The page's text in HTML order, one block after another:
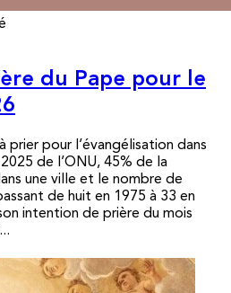
du Pape pour le
prier pour l’évangélisation dans
de l’ONU, 45% de la
une ville et le nombre de
de huit en 1975 à 33 en
intention de prière du mois